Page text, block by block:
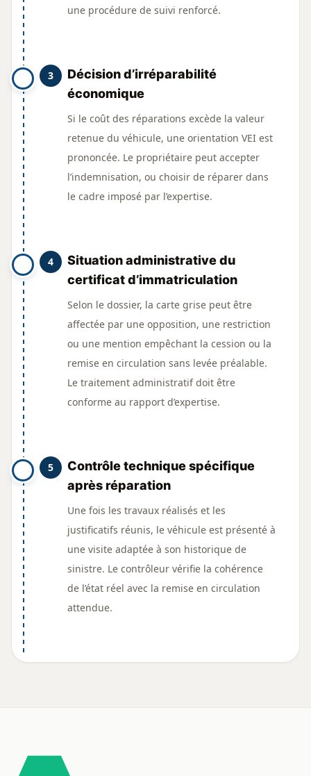
une procédure de suivi renforcé.
3
Décision d’irréparabilité
économique
Si le coût des réparations excède la valeur
retenue du véhicule, une orientation VEI est
prononcée. Le propriétaire peut accepter
l’indemnisation, ou choisir de réparer dans
le cadre imposé par l’expertise.
4
Situation administrative du
certificat d’immatriculation
Selon le dossier, la carte grise peut être
affectée par une opposition, une restriction
ou une mention empêchant la cession ou la
remise en circulation sans levée préalable.
Le traitement administratif doit être
conforme au rapport d’expertise.
5
Contrôle technique spécifique
après réparation
Une fois les travaux réalisés et les
justificatifs réunis, le véhicule est présenté à
une visite adaptée à son historique de
sinistre. Le contrôleur vérifie la cohérence
de l’état réel avec la remise en circulation
attendue.